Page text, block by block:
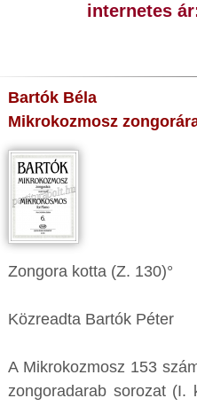
internetes
Bartók Béla
Mikrokozmosz
Zongora kotta (Z. 130)°
Közreadta Bartók Péter
A Mikrokozmosz 153
zongoradarab sorozat